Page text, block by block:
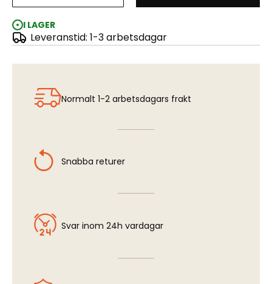
I LAGER
Leveranstid: 1-3 arbetsdagar
ModelCraft - Skruvtving 75mm
Normalt 1-2 arbetsdagars frakt
Snabba returer
Svar inom 24h vardagar